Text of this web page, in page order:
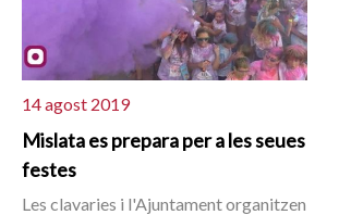
14 agost 2019
Mislata es prepara per a les seues
festes
Les clavaries i l'Ajuntament organitzen